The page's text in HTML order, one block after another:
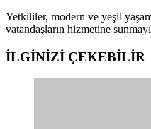
Yetkililer, modern ve yeşil yaşam
vatandaşların hizmetine
İLGİNİZİ ÇEKEBİLİR